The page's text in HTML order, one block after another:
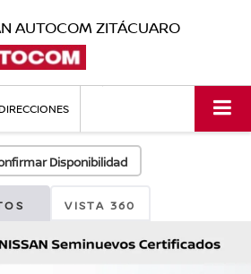
AUTOCOM ZITÁCUARO
DIRECCIONES
Disponibilidad
VISTA 360